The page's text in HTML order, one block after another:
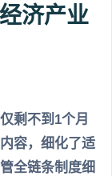
济产业
剩不到1个月
容，细化了适
全链条制度细